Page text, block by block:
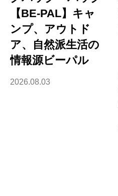
【BE-PAL】キャ
ンプ、アウトド
ア、自然派生活の
情報源ビーパル
2026.08.03